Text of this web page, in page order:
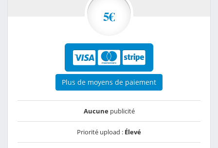
5€
Plus de moyens de paiement
Aucunepublicité
Priorité upload : Élevé